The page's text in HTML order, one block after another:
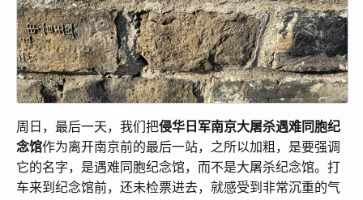
周日，最后一天，我们把侵华日军南京大屠杀遇难同胞纪
念馆作为离开南京前的最后一站，之所以加粗，是要强调
它的名字，是遇难同胞纪念馆，而不是大屠杀纪念馆。打
车来到纪念馆前，还未检票进去，就感受到非常沉重的气